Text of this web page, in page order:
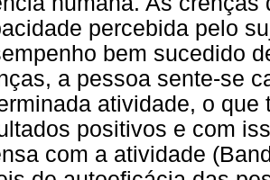
percebida pelo
bem sucedido
a pessoa sente-se
atividade, o
positivos e com
com a atividade